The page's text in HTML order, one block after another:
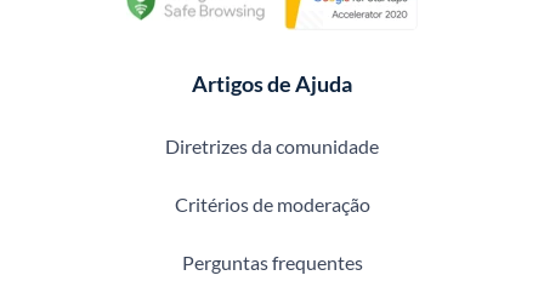
Artigos de Ajuda
Diretrizes da comunidade
Critérios de moderação
Perguntas frequentes